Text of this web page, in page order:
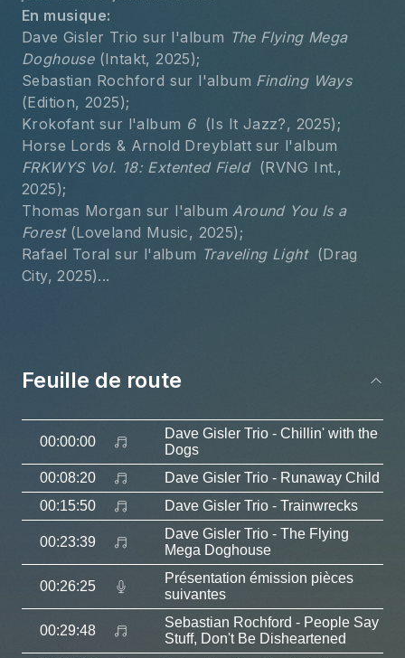
En musique:
Dave Gisler Trio sur l'album The Flying Mega
Doghouse (Intakt, 2025);
Sebastian Rochford sur l'album Finding Ways
(Edition, 2025);
Krokofant sur l'album 6 (Is It Jazz?, 2025);
Horse Lords & Arnold Dreyblatt sur l'album
FRKWYS Vol. 18: Extented Field (RVNG Int.,
2025);
Thomas Morgan sur l'album Around You Is a
Forest (Loveland Music, 2025);
Rafael Toral sur l'album Traveling Light (Drag
City, 2025)...
Feuille de route
00:00:00
Dave Gisler Trio - Chillin' with the
Dogs
00:08:20
Dave Gisler Trio - Runaway Child
00:15:50
Dave Gisler Trio - Trainwrecks
00:23:39
Dave Gisler Trio - The Flying
Mega Doghouse
00:26:25
Présentation émission pièces
suivantes
00:29:48
Sebastian Rochford - People Say
Stuff, Don't Be Disheartened